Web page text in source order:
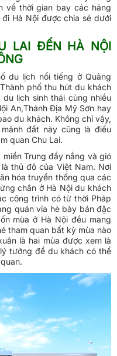
về thời gian bay các hãng
Hà Nội được chia sẻ dưới
LAI ĐẾN HÀ NỘI
du lịch nổi tiếng ở Quảng
phố thu hút du khách
lịch sinh thái cùng nhiều
An,Thánh Địa Mỹ Sơn hay
du khách. Không chỉ vậy,
đất này cũng là điều
quan Chu Lai.
Trung đầy nắng và gió
thủ đô của Việt Nam. Nơi
hóa truyền thống qua các
chân ở Hà Nội du khách
công trình có từ thời Pháp
quán vỉa hè bày bán đặc
mùa ở Hà Nội đều mang
tham quan bất kỳ mùa nào
là hai mùa được xem là
tưởng để du khách có thể